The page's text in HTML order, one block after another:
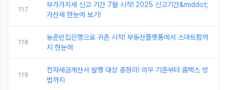
117
부가가치세 신고 기간 7월 시작! 2025 신고기간&middot;
가산세 한눈에 보기!
118
농촌빈집은행으로 귀촌 시작! 부동산플랫폼에서 스마트팜까
지 한눈에
119
전자세금계산서 발행 대상 총정리! 의무 기준부터 홈택스 방
법까지